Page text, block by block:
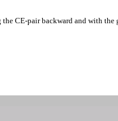
CE-pair backward and with the